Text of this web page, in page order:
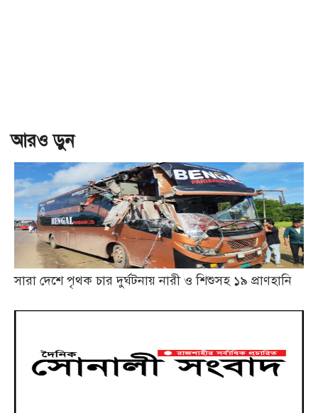
আরও ড়ুন
সারা দেশে পৃথক চার দুর্ঘটনায় নারী ও শিশুসহ ১৯ প্রাণহানি